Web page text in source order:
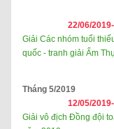
22/06/2019-
Giải Các nhóm tuổi
quốc - tranh giải Ẩm
Tháng 5/2019
12/05/2019-
Giải vô địch Đồng đội